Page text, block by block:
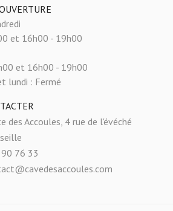
et 16h00 - 19h00
et 16h00 - 19h00
lundi : Fermé
des Accoules, 4 rue de l'évéché
76 33